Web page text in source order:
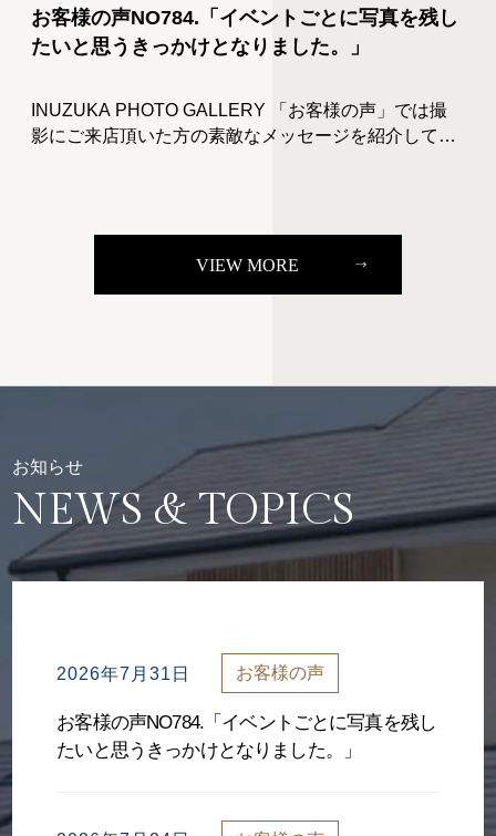
お客様の声NO784.「イベントごとに写真を残し
たいと思うきっかけとなりました。」
INUZUKA PHOTO GALLERY 「お客様の声」では撮
影にご来店頂いた方の素敵なメッセージを紹介してい
VIEW MORE
お知らせ
NEWS &TOPICS
2026年7月31日 お客様の声
お客様の声NO784.「イベントごとに写真を残し
たいと思うきっかけとなりました。」